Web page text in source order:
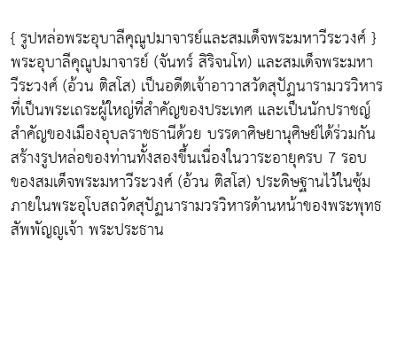
{ รูปหล่อพระอุบาลีคุณูปมาจารย์และสมเด็จพระมหาวีระวงศ์ }
พระอุบาลีคุณูปมาจารย์ (จันทร์ สิริจนโท) และสมเด็จพระมหา
วีระวงศ์ (อ้วน ติสโส) เป็นอดีตเจ้าอาวาสวัดสุปัฏนารามวรวิหาร
ที่เป็นพระเถระผู้ใหญ่ที่สำคัญของประเทศ และเป็นนักปราชญ์
สำคัญของเมืองอุบลราชธานีด้วย บรรดาศิษยานุศิษย์ได้ร่วมกัน
สร้างรูปหล่อของท่านทั้งสองขึ้นเนื่องในวาระอายุครบ 7 รอบ
ของสมเด็จพระมหาวีระวงศ์ (อ้วน ติสโส) ประดิษฐานไว้ในซุ้ม
ภายในพระอุโบสถวัดสุปัฏนารามวรวิหารด้านหน้าของพระพุทธ
สัพพัญญูเจ้า พระประธาน